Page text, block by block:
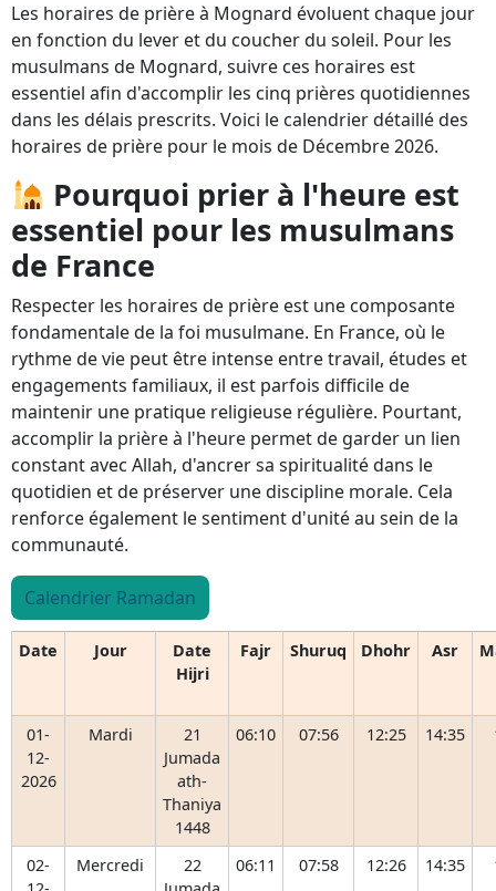
Les horaires de prière à Mognard évoluent chaque jour
en fonction du lever et du coucher du soleil. Pour les
musulmans de Mognard, suivre ces horaires est
essentiel afin d'accomplir les cinq prières quotidiennes
dans les délais prescrits. Voici le calendrier détaillé des
horaires de prière pour le mois de Décembre 2026.
Pourquoi prier à l'heure est
essentiel pour les musulmans
de France
Respecter les horaires de prière est une composante
fondamentale de la foi musulmane. En France, où le
rythme de vie peut être intense entre travail, études et
engagements familiaux, il est parfois difficile de
maintenir une pratique religieuse régulière. Pourtant,
accomplir la prière à l'heure permet de garder un lien
constant avec Allah, d'ancrer sa spiritualité dans le
quotidien et de préserver une discipline morale. Cela
renforce également le sentiment d'unité au sein de la
communauté.
Calendrier Ramadan
Date Jour
Date
Hijri
Fajr Shuruq Dhohr Asr
01-
12-
2026
Mardi
21
Jumada
ath-
Thaniya
1448
06:10 07:56 12:25 14:35
02-
Mercredi
22
06:11 07:58 12:26 14:35